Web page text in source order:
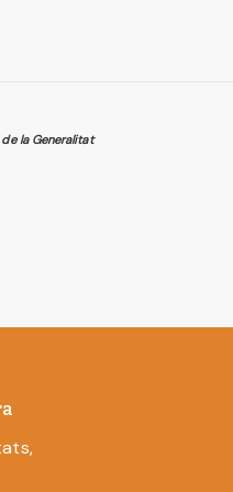
la Generalitat